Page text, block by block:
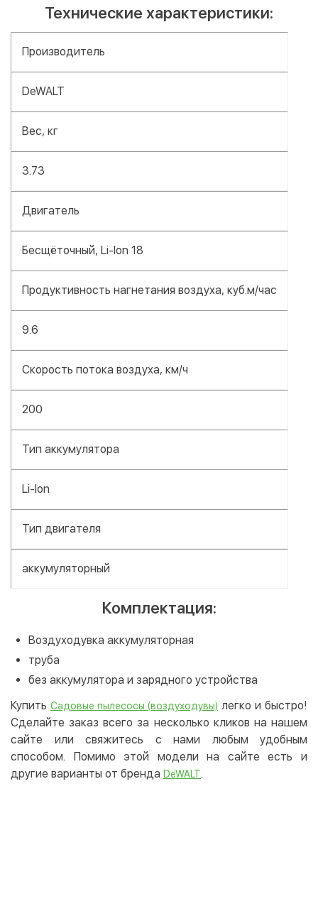
Технические характеристики:
Производитель
DeWALT
Вес, кг
3.73
Двигатель
Бесщёточный, Li-Ion 18
Продуктивность нагнетания воздуха, куб.м/час
9.6
Скорость потока воздуха, км/ч
200
Тип аккумулятора
Li-Ion
Тип двигателя
аккумуляторный
Комплектация:
Воздуходувка аккумуляторная
труба
без аккумулятора и зарядного устройства
Купить Садовые пылесосы (воздуходувы) легко и быстро!
Сделайте заказ всего за несколько кликов на нашем
сайте или свяжитесь с нами любым удобным
способом. Помимо этой модели на сайте есть и
другие варианты от бренда DeWALT.